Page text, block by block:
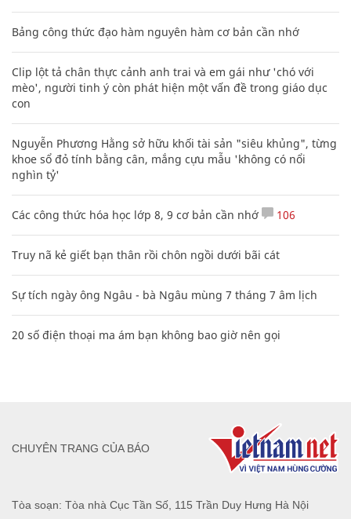
Bảng công thức đạo hàm nguyên hàm cơ bản cần nhớ
Clip lột tả chân thực cảnh anh trai và em gái như 'chó với
mèo', người tinh ý còn phát hiện một vấn đề trong giáo dục
con
Nguyễn Phương Hằng sở hữu khối tài sản "siêu khủng", từng
khoe sổ đỏ tính bằng cân, mắng cựu mẫu 'không có nổi
nghìn tỷ'
Các công thức hóa học lớp 8, 9 cơ bản cần nhớ 106
Truy nã kẻ giết bạn thân rồi chôn ngồi dưới bãi cát
Sự tích ngày ông Ngâu - bà Ngâu mùng 7 tháng 7 âm lịch
20 số điện thoại ma ám bạn không bao giờ nên gọi
Tòa soạn: Tòa nhà Cục Tần Số, 115 Trần Duy Hưng Hà Nội
CHUYÊN TRANG CỦA BÁO